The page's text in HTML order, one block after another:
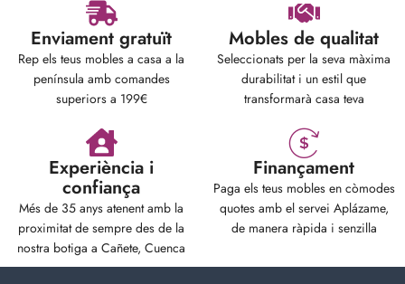
Enviament gratuït
península amb comandes
superiors a 199€
Mobles de qualitat
durabilitat i un estil que
transformarà casa teva
Experiència i
confiança
Més de 35 anys atenent amb la
Finançament
quotes amb el servei Aplázame,